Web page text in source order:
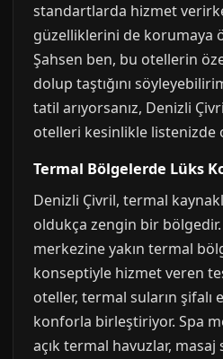
standartlarda hizmet
güzelliklerini de korumaya
Şahsen ben, bu otellerin
dolup taştığını
tatil arıyorsanız, Denizli
otelleri kesinlikle listenizde
Termal Bölgelerde Lüks
Denizli Çivril, termal
oldukça zengin bir
merkezine yakın termal
konseptiyle hizmet veren
oteller, termal suların şifalı
konforla birleştiriyor. Spa
açık termal havuzlar, masaj